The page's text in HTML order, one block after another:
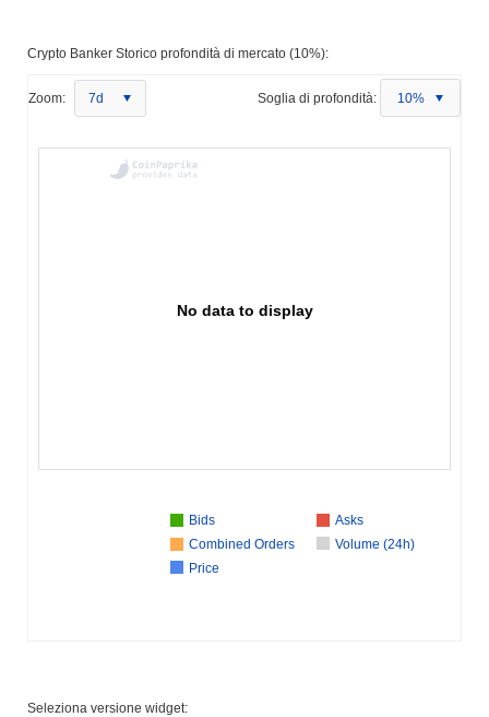
Crypto Banker Storico profondità di mercato (10%):
Zoom: 7d Soglia di profondità: 10%
No data to display
Bids
Asks
Combined Orders
Volume (24h)
Price
Seleziona versione widget: